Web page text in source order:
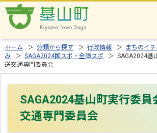
ホーム ＞分類から探す ＞行政情報 ＞ まちのイ
み
＞SAGA2024国スポ・全障スポ
＞ SAGA2024基
送交通専門委員会
SAGA2024基山町実行委員
交通専門委員会